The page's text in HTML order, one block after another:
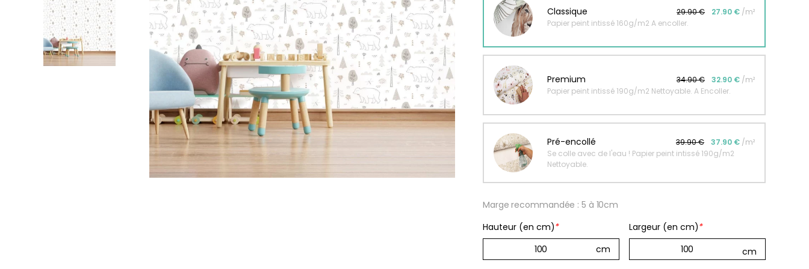
Palmiers
Feuillage
Nuages
Princesse
Pôle Nord
Voitures
Papier peint Fleurs
délicates
À partir
de
29,90
À partir
29,90€
Classique 29.90 € 27.90 € /m²
Papier peint intissé 160g/m2 A encoller.
Premium 34.90 € 32.90 € /m²
Papier peint intissé 190g/m2 Nettoyable. A Encoller.
Pré-encollé 39.90 € 37.90 € /m²
Se colle avec de l'eau ! Papier peint intissé 190g/m2
Nettoyable.
Marge recommandée : 5 à 10cm
Hauteur (en cm)* Largeur (en cm)*